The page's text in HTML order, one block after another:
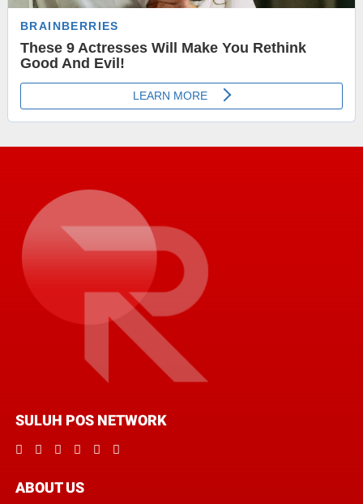
SULUH POS NETWORK
ABOUT US